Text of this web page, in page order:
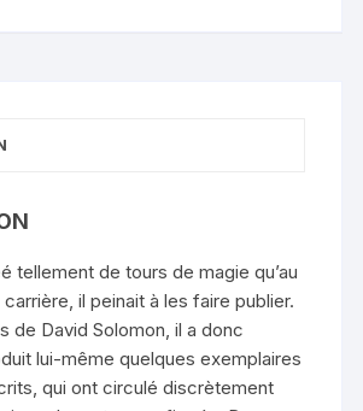
tellement de tours de magie qu’au
il peinait à les faire publier.
de David Solomon, il a donc
lui-même quelques exemplaires
qui ont circulé discrètement